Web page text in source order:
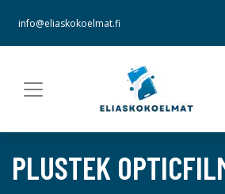
info@eliaskokoelmat.fi
PLUSTEK